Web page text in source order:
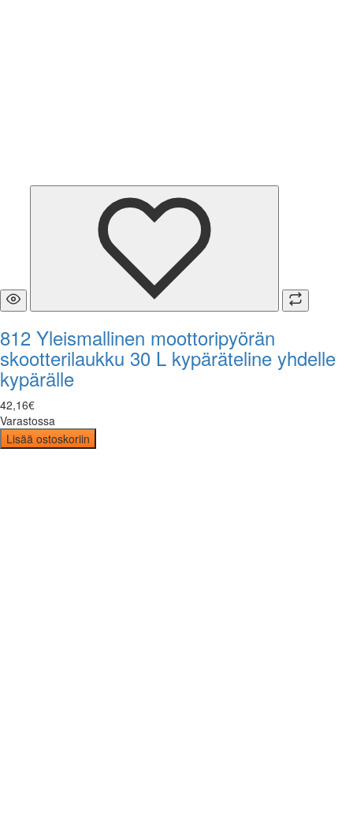
812 Yleismallinen moottoripyörän
skootterilaukku 30 L kypäräteline yhdelle
kypärälle
42,16€
Varastossa
Lisää ostoskoriin